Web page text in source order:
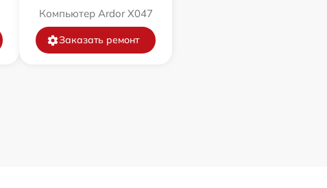
Компьютер Ardor X047
Заказать ремонт